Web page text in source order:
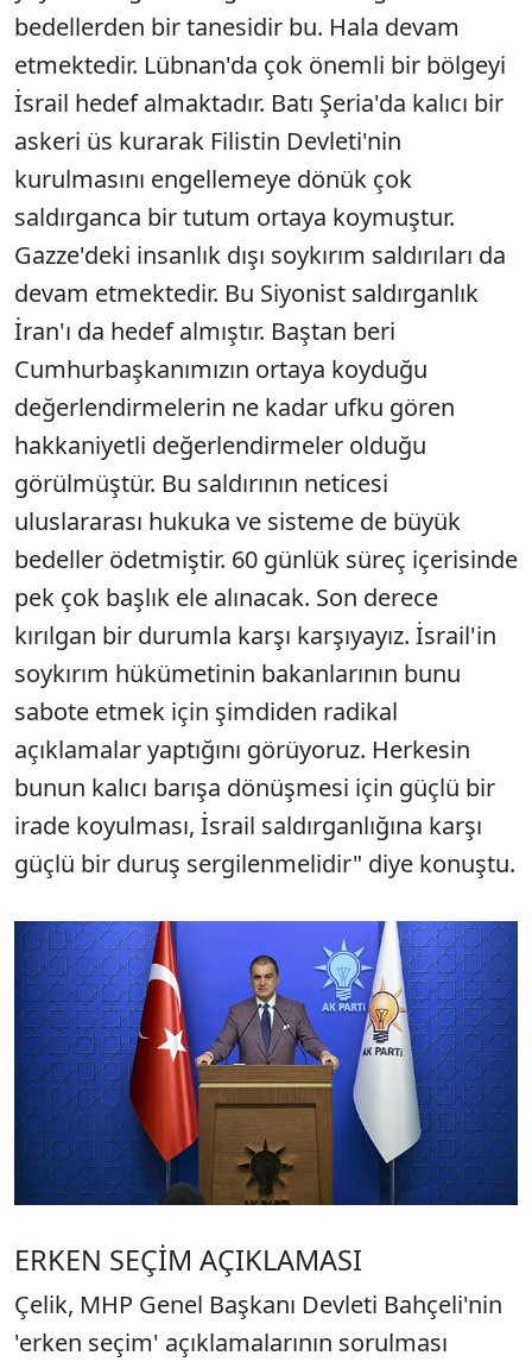
bedellerden bir tanesidir bu. Hala devam
etmektedir. Lübnan'da çok önemli bir bölgeyi
İsrail hedef almaktadır. Batı Şeria'da kalıcı bir
askeri üs kurarak Filistin Devleti'nin
kurulmasını engellemeye dönük çok
saldırganca bir tutum ortaya koymuştur.
Gazze'deki insanlık dışı soykırım saldırıları da
devam etmektedir. Bu Siyonist saldırganlık
İran'ı da hedef almıştır. Baştan beri
Cumhurbaşkanımızın ortaya koyduğu
değerlendirmelerin ne kadar ufku gören
hakkaniyetli değerlendirmeler olduğu
görülmüştür. Bu saldırının neticesi
uluslararası hukuka ve sisteme de büyük
bedeller ödetmiştir. 60 günlük süreç içerisinde
pek çok başlık ele alınacak. Son derece
kırılgan bir durumla karşı karşıyayız. İsrail'in
soykırım hükümetinin bakanlarının bunu
sabote etmek için şimdiden radikal
açıklamalar yaptığını görüyoruz. Herkesin
bunun kalıcı barışa dönüşmesi için güçlü bir
irade koyulması, İsrail saldırganlığına karşı
güçlü bir duruş sergilenmelidir" diye konuştu.
ERKEN SEÇİM AÇIKLAMASI
Çelik, MHP Genel Başkanı Devleti Bahçeli'nin
'erken seçim' açıklamalarının sorulması